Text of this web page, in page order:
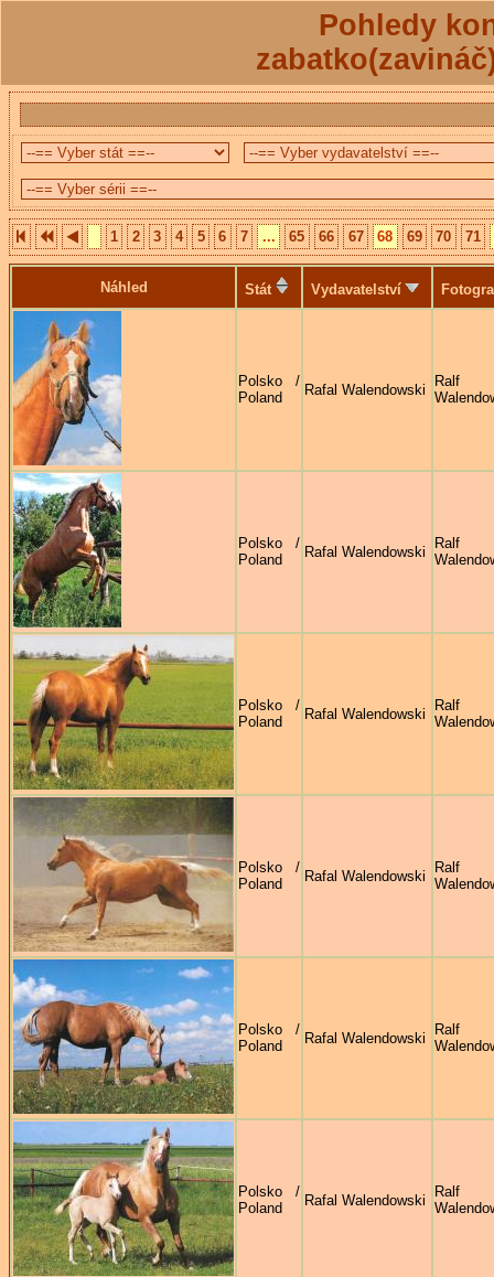
Pohledy
1 2 3 4 5 6 7 ... 65 66 67 68 69 70 71
Náhled Stát Vydavatelství
Polsko /
Poland
Rafal Walendowski
Ralf
Polsko /
Poland
Rafal Walendowski
Ralf
Polsko /
Poland
Rafal Walendowski
Ralf
Polsko /
Poland
Rafal Walendowski
Ralf
Polsko /
Poland
Rafal Walendowski
Ralf
Polsko /
Poland
Rafal Walendowski
Ralf